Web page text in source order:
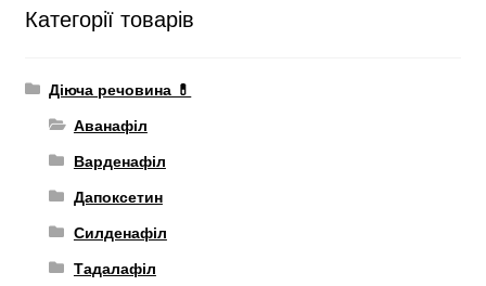
Категорії товарів
Діюча речовина 💊
Аванафіл
Варденафіл
Дапоксетин
Силденафіл
Тадалафіл